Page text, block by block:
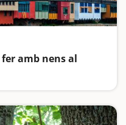
amb nens al